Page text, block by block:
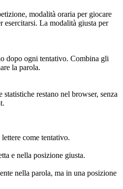
modalità oraria per giocare
esercitarsi. La modalità giusta per
dopo ogni tentativo. Combina gli
la parola.
restano nel browser, senza
come tentativo.
e nella posizione giusta.
nella parola, ma in una posizione